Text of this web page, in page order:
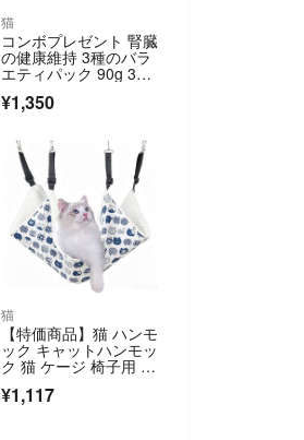
猫
コンボプレゼント 腎臓
の健康維持 3種のバラ
エティパック 90g 3袋
セット 猫用おやつ
¥1,350
猫
【特価商品】猫 ハンモ
ック キャットハンモッ
ク 猫 ケージ 椅子用 可
¥1,117